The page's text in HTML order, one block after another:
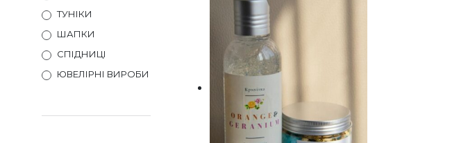
ТУНІКИ
ШАПКИ
СПІДНИЦІ
ЮВЕЛІРНІ ВИРОБИ